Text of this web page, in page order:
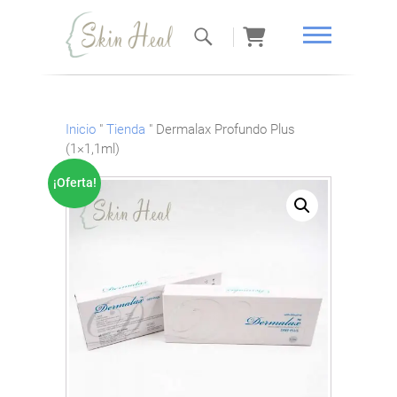
Curación de
Inicio " Tienda " Dermalax Profundo Plus
(1×1,1ml)
¡Oferta!